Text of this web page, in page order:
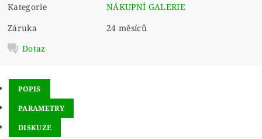
Kategorie
NÁKUPNÍ GALERIE
Záruka
24 měsíců
Dotaz
POPIS
PARAMETRY
DISKUZE